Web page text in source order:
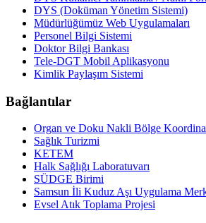
DYS (Doküman Yönetim Sistemi)
Müdürlüğümüz Web Uygulamaları
Personel Bilgi Sistemi
Doktor Bilgi Bankası
Tele-DGT Mobil Aplikasyonu
Kimlik Paylaşım Sistemi
Bağlantılar
Organ ve Doku Nakli Bölge
Sağlık Turizmi
KETEM
Halk Sağlığı Laboratuvarı
SÜDGE Birimi
Samsun İli Kuduz Aşı Uygulama
Evsel Atık Toplama Projesi